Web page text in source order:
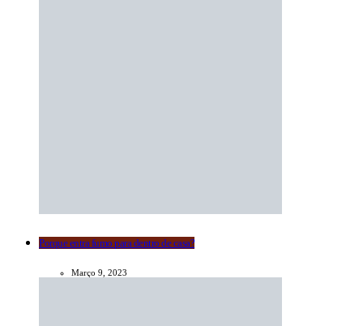
Porque entra fumo para dentro de casa?
Março 9, 2023